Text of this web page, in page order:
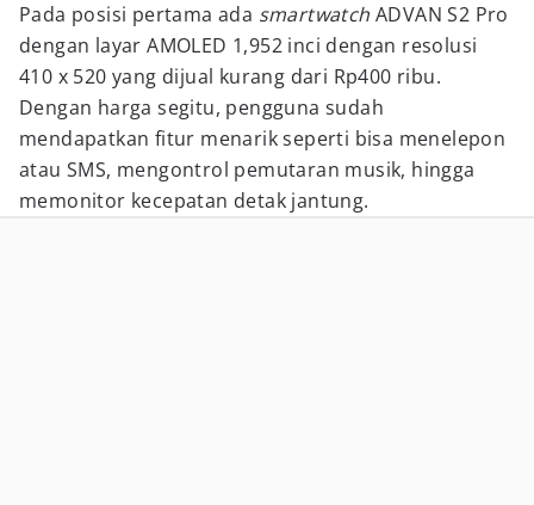
Pada posisi pertama ada smartwatchADVAN S2 Pro
dengan layar AMOLED 1,952 inci dengan resolusi
410 x 520 yang dijual kurang dari Rp400 ribu.
Dengan harga segitu, pengguna sudah
mendapatkan fitur menarik seperti bisa menelepon
atau SMS, mengontrol pemutaran musik, hingga
memonitor kecepatan detak jantung.